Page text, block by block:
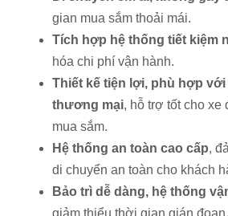
gian mua sắm thoải mái.
Tích hợp hệ thống tiết kiệm
hóa chi phí vận hành.
Thiết kế tiện lợi, phù hợp
thương mại, hỗ trợ tốt cho
mua sắm.
Hệ thống an toàn cao cấp,
di chuyển an toàn cho khách
Bảo trì dễ dàng, hệ thống